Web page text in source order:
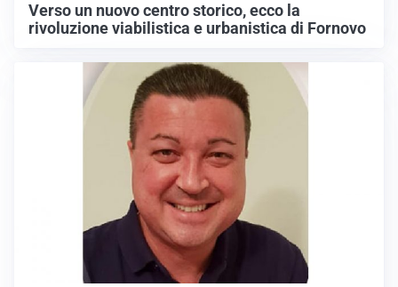
Verso un nuovo centro storico, ecco la
rivoluzione viabilistica e urbanistica di Fornovo